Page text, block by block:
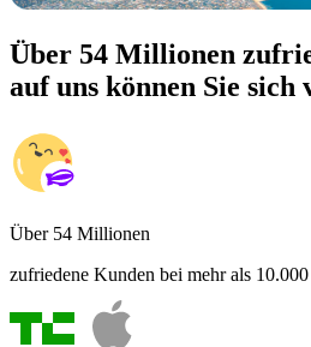
Über 54 Millionen
auf uns können Sie sich
Über 54 Millionen
zufriedene Kunden bei mehr als